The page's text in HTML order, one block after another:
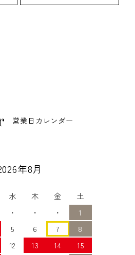
営業日カレンダー
年8月
水 木 金
土
・ ・ ・
1
5 6 7
8
12 13 14
15